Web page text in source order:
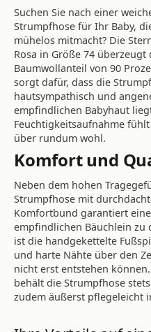
Suchen Sie nach einer
Strumpfhose für Ihr Baby,
mühelos mitmacht? Die
Rosa in Größe 74
Baumwollanteil von 90
sorgt dafür, dass die
hautsympathisch und
empfindlichen Babyhaut
Feuchtigkeitsaufnahme
über rundum wohl.
Komfort und
Neben dem hohen
Strumpfhose mit
Komfortbund garantiert
empfindlichen Bäuchlein zu
ist die handgekettelte
und harte Nähte über den
nicht erst entstehen
behält die Strumpfhose
zudem äußerst pflegeleicht